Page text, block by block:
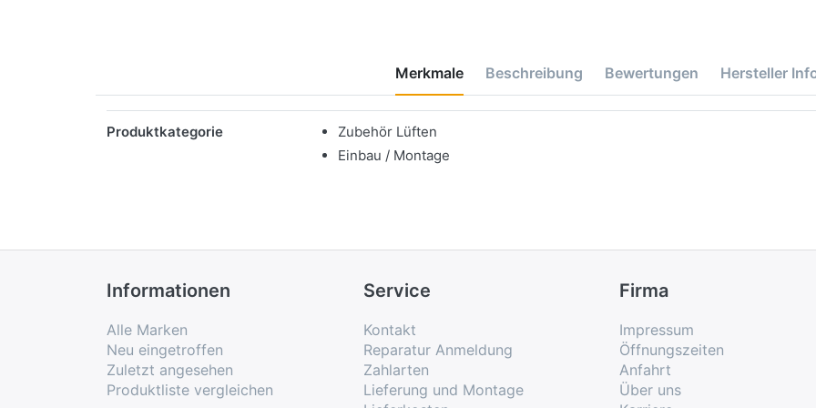
Merkmale Beschreibung Bewertungen Hersteller
Produktkategorie
Zubehör Lüften
Einbau / Montage
Informationen
Alle Marken
Neu eingetroffen
Zuletzt angesehen
Produktliste vergleichen
Service
Kontakt
Reparatur Anmeldung
Zahlarten
Lieferung und Montage
Firma
Impressum
Öffnungszeiten
Anfahrt
Über uns